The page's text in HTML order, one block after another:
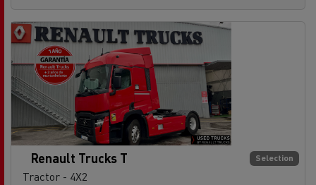
Selection
Renault Trucks T
Tractor - 4X2